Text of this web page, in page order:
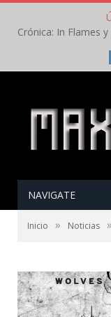
NAVIGATE
Inicio » Noticias »